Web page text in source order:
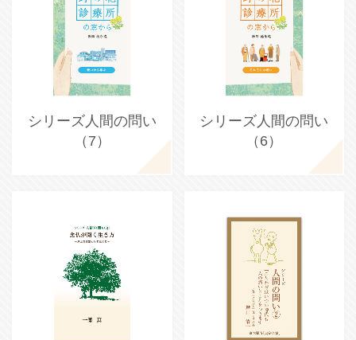
シリーズ人間の問い
（7）
シリーズ人間の問い
（6）